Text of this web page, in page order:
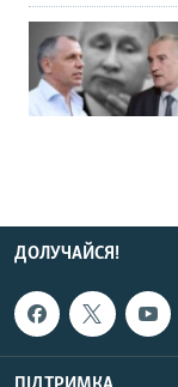
ДОЛУЧАЙСЯ!